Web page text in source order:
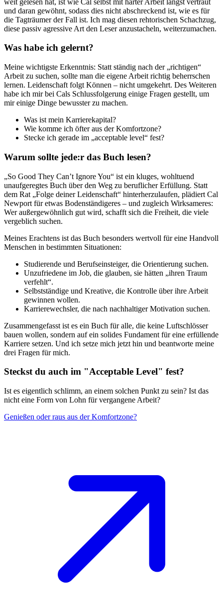
und daran gewöhnt, sodass dies nicht abschreckend ist, wie es für
die Tagträumer der Fall ist. Ich mag diesen rehtorischen Schachzug,
diese passiv agressive Art den Leser anzustacheln, weiterzumachen.
Was habe ich gelernt?
Meine wichtigste Erkenntnis: Statt ständig nach der „richtigen“
Arbeit zu suchen, sollte man die eigene Arbeit richtig beherrschen
lernen. Leidenschaft folgt Können – nicht umgekehrt. Des Weiteren
habe ich mir bei Cals Schlussfolgerung einige Fragen gestellt, um
mir einige Dinge bewusster zu machen.
Was ist mein Karrierekapital?
Wie komme ich öfter aus der Komfortzone?
Stecke ich gerade im „acceptable level“ fest?
Warum sollte jede:r das Buch lesen?
„So Good They Can’t Ignore You“ ist ein kluges, wohltuend
unaufgeregtes Buch über den Weg zu beruflicher Erfüllung. Statt
dem Rat „Folge deiner Leidenschaft“ hinterherzulaufen, plädiert Cal
Newport für etwas Bodenständigeres – und zugleich Wirksameres:
Wer außergewöhnlich gut wird, schafft sich die Freiheit, die viele
vergeblich suchen.
Meines Erachtens ist das Buch besonders wertvoll für eine Handvoll
Menschen in bestimmten Situationen:
Studierende und Berufseinsteiger, die Orientierung suchen.
Unzufriedene im Job, die glauben, sie hätten „ihren Traum
verfehlt“.
Selbstständige und Kreative, die Kontrolle über ihre Arbeit
gewinnen wollen.
Karrierewechsler, die nach nachhaltiger Motivation suchen.
Zusammengefasst ist es ein Buch für alle, die keine Luftschlösser
bauen wollen, sondern auf ein solides Fundament für eine erfüllende
Karriere setzen. Und ich setze mich jetzt hin und beantworte meine
drei Fragen für mich.
Steckst du auch im "Acceptable Level" fest?
Ist es eigentlich schlimm, an einem solchen Punkt zu sein? Ist das
nicht eine Form von Lohn für vergangene Arbeit?
Genießen oder raus aus der Komfortzone?